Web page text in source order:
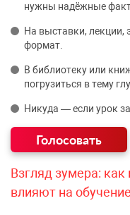
нужны надёжные
На выставки,
формат.
В библиотеку или
погрузиться в тему
Никуда — если урок
Взгляд зумера:
влияют на обучение